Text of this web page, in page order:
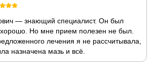
— знающий специалист. Он был
Но мне прием полезен не был.
лечения я не рассчитывала,
назначена мазь и всё.